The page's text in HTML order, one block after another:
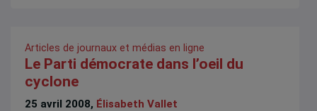
Articles de journaux et médias en ligne
Le Parti démocrate dans l’oeil du
cyclone
25 avril 2008, Élisabeth Vallet